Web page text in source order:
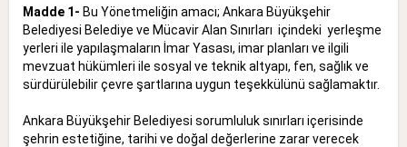
Madde 1- Bu Yönetmeliğin amacı; Ankara Büyükşehir
Belediyesi Belediye ve Mücavir Alan Sınırları içindeki yerleşme
yerleri ile yapılaşmaların İmar Yasası, imar planları ve ilgili
mevzuat hükümleri ile sosyal ve teknik altyapı, fen, sağlık ve
sürdürülebilir çevre şartlarına uygun teşekkülünü sağlamaktır.
Ankara Büyükşehir Belediyesi sorumluluk sınırları içerisinde
şehrin estetiğine, tarihi ve doğal değerlerine zarar verecek